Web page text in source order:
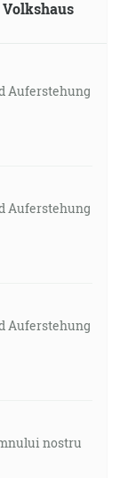
Volkshaus
Auferstehung
Auferstehung
Auferstehung
nostru